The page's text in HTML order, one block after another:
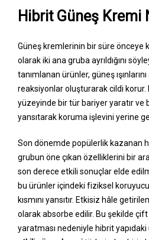
Hibrit Güneş Kremi
Güneş kremlerinin bir süre önceye
olarak iki ana gruba ayrıldığını
tanımlanan ürünler, güneş
reaksiyonlar oluşturarak cildi
yüzeyinde bir tür bariyer yaratır ve
yansıtarak koruma işlevini yerine
Son dönemde popülerlik kazanan
grubun öne çıkan özelliklerini bir
son derece etkili sonuçlar elde
bu ürünler içindeki fiziksel
kısmını yansıtır. Etkisiz hâle
olarak absorbe edilir. Bu şekilde
yaratması nedeniyle hibrit